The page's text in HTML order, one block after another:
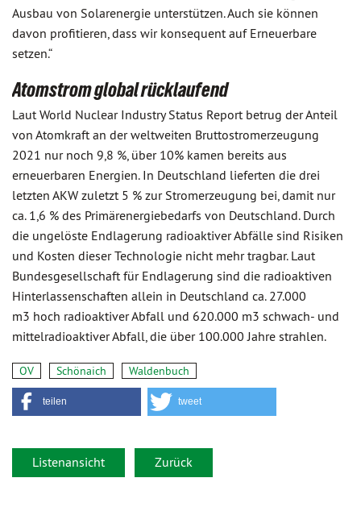
Ausbau von Solarenergie unterstützen. Auch sie können
davon profitieren, dass wir konsequent auf Erneuerbare
setzen.“
Atomstrom global rücklaufend
Laut World Nuclear Industry Status Report betrug der Anteil
von Atomkraft an der weltweiten Bruttostromerzeugung
2021 nur noch 9,8 %, über 10% kamen bereits aus
erneuerbaren Energien. In Deutschland lieferten die drei
letzten AKW zuletzt 5 % zur Stromerzeugung bei, damit nur
ca. 1,6 % des Primärenergiebedarfs von Deutschland. Durch
die ungelöste Endlagerung radioaktiver Abfälle sind Risiken
und Kosten dieser Technologie nicht mehr tragbar. Laut
Bundesgesellschaft für Endlagerung sind die radioaktiven
Hinterlassenschaften allein in Deutschland ca. 27.000
m3 hoch radioaktiver Abfall und 620.000 m3 schwach- und
mittelradioaktiver Abfall, die über 100.000 Jahre strahlen.
OV Schönaich Waldenbuch
teilen tweet
Listenansicht Zurück